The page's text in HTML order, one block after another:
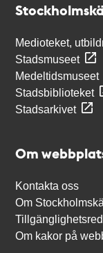
Medioteket,
Stadsmuseet
Medeltidsmuseet
Stadsbiblioteket
Stadsarkivet
Om
Kontakta oss
Om
Om kakor på